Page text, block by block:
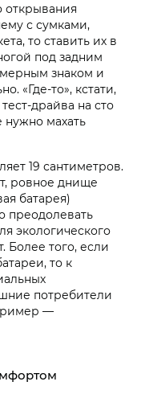
открывания
с сумками,
то ставить их в
под задним
знаком и
«Где-то», кстати,
драйва на сто
нужно махать
19 сантиметров.
ровное днище
батарея)
преодолевать
экологического
Более того, если
то к
потребители
—